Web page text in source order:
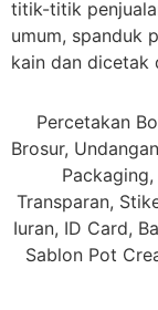
titik-titik
umum, spanduk
kain dan dicetak
Percetakan
Brosur,
Transparan,
Iuran, ID Card,
Sablon Pot